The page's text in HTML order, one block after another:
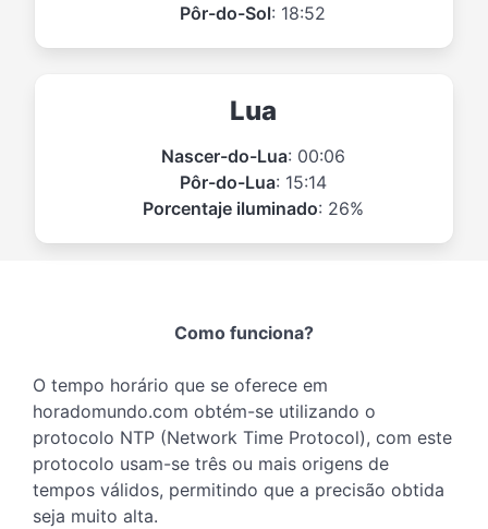
Pôr-do-Sol: 18:52
Lua
Nascer-do-Lua: 00:06
Pôr-do-Lua: 15:14
Porcentaje iluminado: 26%
Como funciona?
O tempo horário que se oferece em
horadomundo.com obtém-se utilizando o
protocolo NTP (Network Time Protocol), com este
protocolo usam-se três ou mais origens de
tempos válidos, permitindo que a precisão obtida
seja muito alta.